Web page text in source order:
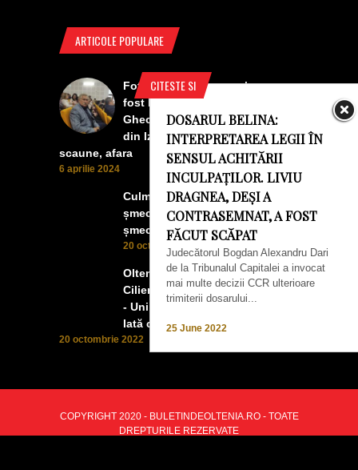
CITESTE SI
DOSARUL BELINA:
INTERPRETAREA LEGII ÎN
SENSUL ACHITĂRII
INCULPAȚILOR. LIVIU
DRAGNEA, DEȘI A
CONTRASEMNAT, A FOST
FĂCUT SCĂPAT
Judecătorul Bogdan Alexandru Dari
de la Tribunalul Capitalei a invocat
mai multe decizii CCR ulterioare
trimiterii dosarului...
25 June 2022
ARTICOLE POPULARE
Foto Izbiceni - Lumea buna a
fost la concertul lui Tudor
Gheorghe. Lumea prea buna
din Izbiceni a avut un ecran si
scaune, afara
6 aprilie 2024
Culmea smecheriei! O mașină
șmecheră l-a trădat pe cel mai
șmecher oltean
20 octombrie 2022
Oltenii, Dăbulenii, Izbicenii,
Cilienii s-au înfrățit cu Puchenii
- Unii cu munca, alții cu profitul.
Iată ce a ieșit!
20 octombrie 2022
COPYRIGHT 2020 - BULETINDEOLTENIA.RO - TOATE
DREPTURILE REZERVATE